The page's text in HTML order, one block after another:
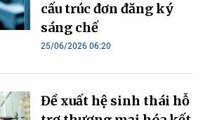
cấu trúc đơn đăng ký
sáng chế
25/06/2026 06:20
Đề xuất hệ sinh thái hỗ